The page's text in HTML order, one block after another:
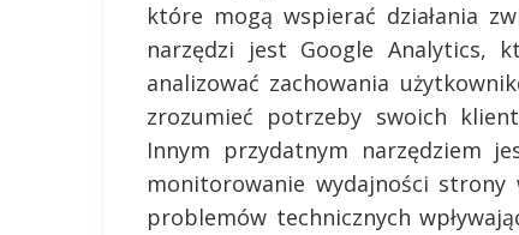
które mogą wspierać działania
narzędzi jest Google Analytics,
analizować zachowania
zrozumieć potrzeby swoich
Innym przydatnym narzędziem
monitorowanie wydajności
problemów technicznych